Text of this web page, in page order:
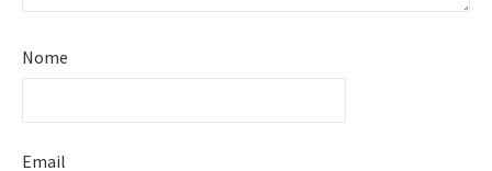
Nome
Email